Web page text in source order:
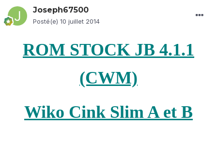
Joseph67500
Posté(e) 10 juillet 2014
ROM STOCK JB 4.1.1
(CWM)
Wiko Cink Slim A et B